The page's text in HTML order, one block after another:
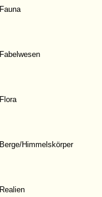
Fauna
Fabelwesen
Flora
Berge/Himmelskörper
Realien